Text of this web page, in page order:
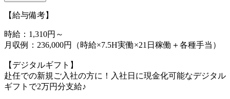
【給与備考】
時給：1,310円～
月収例：236,000円（時給×7.5H実働×21日稼働＋各種手当）
【デジタルギフト】
赴任での新規ご入社の方に！入社日に現金化可能なデジタル
ギフトで2万円分支給♪